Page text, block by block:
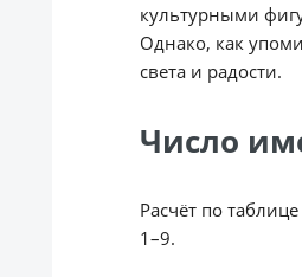
культурными
Однако, как
света и радости.
Число
Расчёт по
1–9.